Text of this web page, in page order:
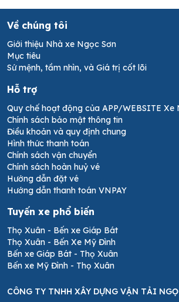
Về chúng tôi
Giới thiệu Nhà xe Ngọc Sơn
Mục tiêu
Sứ mệnh, tầm nhìn, và Giá trị cốt lõi
Hỗ trợ
Quy chế hoạt động của APP/WEBSITE Xe
Chính sách bảo mật thông tin
Điều khoản và quy định chung
Hình thức thanh toán
Chính sách vận chuyển
Chính sách hoàn huỷ vé
Hướng dẫn đặt vé
Hướng dẫn thanh toán VNPAY
Tuyến xe phổ biến
Thọ Xuân - Bến xe Giáp Bát
Thọ Xuân - Bến Xe Mỹ Đình
Bến xe Giáp Bát - Thọ Xuân
Bến xe Mỹ Đình - Thọ Xuân
CÔNG TY TNHH XÂY DỰNG VẬN TẢI